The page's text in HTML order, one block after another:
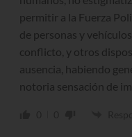
permitir a la Fuerza
de personas y
conflicto, y otros
ausencia, habiendo
notoria sensación de